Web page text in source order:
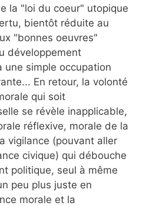
la "loi du coeur" utopique
bientôt réduite au
"bonnes oeuvres"
développement
une simple occupation
En retour, la volonté
qui soit
se révèle inapplicable,
réflexive, morale de la
vigilance (pouvant aller
civique) qui débouche
politique, seul à même
peu plus juste en
morale et la